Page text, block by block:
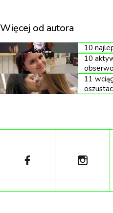
ds. oryginalnych treści,
kolejny dowód na to, że
porwać
międzynarodowe
„Medellin”, hiszpański
Gigantyczna popularność
kontynuację.
Więcej od autora
10
10
11